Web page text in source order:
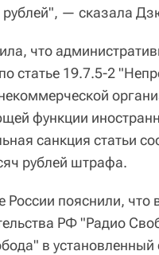
рублей", — сказала
что
статье 19.7.5-2
функции
санкция статьи
рублей штрафа.
России пояснили, что
РФ "Радио
в установленный